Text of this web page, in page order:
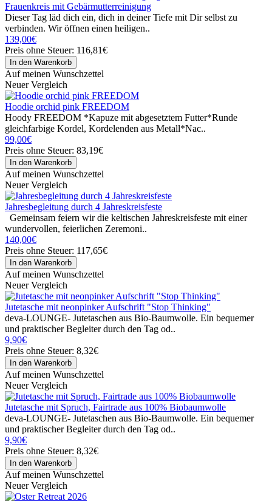
Frauenkreis mit Gebärmutterreinigung
Dieser Tag läd dich ein, dich in deiner Tiefe mit Dir selbst zu
verbinden. Wir öffnen einen heiligen..
139,00€
Preis ohne Steuer: 116,81€
Auf meinen Wunschzettel
Neuer Vergleich
Hoodie orchid pink FREEDOM
Hoody FREEDOM *Kapuze mit abgesetztem Futter*Runde
gleichfarbige Kordel, Kordelenden aus Metall*Nac..
99,00€
Preis ohne Steuer: 83,19€
Auf meinen Wunschzettel
Neuer Vergleich
Jahresbegleitung durch 4 Jahreskreisfeste
Gemeinsam feiern wir die keltischen Jahreskreisfeste mit einer
wundervollen, feierlichen Zeremoni..
140,00€
Preis ohne Steuer: 117,65€
Auf meinen Wunschzettel
Neuer Vergleich
Jutetasche mit neonpinker Aufschrift "Stop Thinking"
deva-LOUNGE- Jutetaschen aus Bio-Baumwolle. Ein bequemer
und praktischer Begleiter durch den Tag od..
9,90€
Preis ohne Steuer: 8,32€
Auf meinen Wunschzettel
Neuer Vergleich
Jutetasche mit Spruch, Fairtrade aus 100% Biobaumwolle
deva-LOUNGE- Jutetaschen aus Bio-Baumwolle. Ein bequemer
und praktischer Begleiter durch den Tag od..
9,90€
Preis ohne Steuer: 8,32€
Auf meinen Wunschzettel
Neuer Vergleich